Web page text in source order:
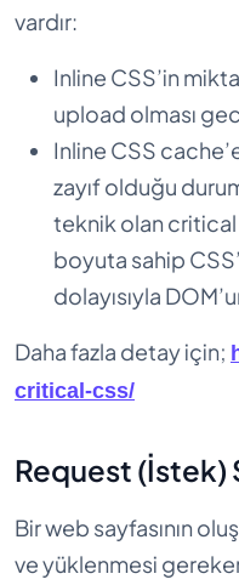
vardır:
Inline CSS’in
upload olması
Inline CSS
zayıf olduğu
teknik olan critical
boyuta sahip
dolayısıyla
Daha fazla detay için;
critical-css/
Request (İstek)
Bir web sayfasının
ve yüklenmesi